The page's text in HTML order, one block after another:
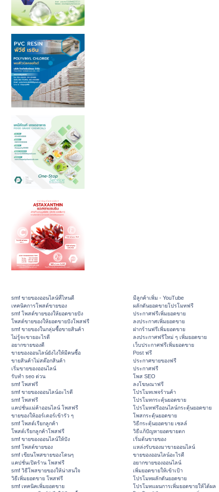
smf ขายของออนไลน์ที่ไหนดี
เทคนิคการโพสต์ขายของ
smf โพสต์ขายของให้ยอดขายปัง
โพสต์ขายของให้ยอดขายปังโพสฟรี
smf ขายของในกลุ่มซื้อขายสินค้า
ไม่รู้จะขายอะไรดี
อยากขายของดี
ขายของออนไลน์ยังไงให้มีคนซื้อ
ขายสินค้าไม่สต๊อกสินค้า
เริ่มขายของออนไลน์
รับทำ seo ด่วน
smf โพสฟรี
smf ขายของออนไลน์อะไรดี
smf โพสฟรี
แคปชั่นแม่ค้าออนไลน์ โพสฟรี
ขายของให้ออร์เดอร์เข้ารัว ๆ
smf โพสต์เรียกลูกค้า
โพสต์เรียกลูกค้าโพสฟรี
smf ขายของออนไลน์ให้ปัง
smf โพสต์ขายของ
smf เขียนโพสขายของโดนๆ
แคปชั่นเปิดร้าน โพสฟรี
smf วิธีโพสขายของให้น่าสนใจ
วิธีเพิ่มยอดขาย โพสฟรี
smf เทคนิคเพิ่มยอดขาย
มีลูกค้าเพิ่ม - YouTube
ผลักดันยอดขายโปรโมทฟรี
ประกาศฟรีเพิ่มยอดขาย
ลงประกาศเพิ่มยอดขาย
ฝากร้านฟรีเพิ่มยอดขาย
ลงประกาศฟรีใหม่ ๆ เพิ่มยอดขาย
เว็บประกาศฟรีเพิ่มยอดขาย
Post ฟรี
ประกาศขายของฟรี
ประกาศฟรี
โพส SEO
ลงโฆษณาฟรี
โปรโมทเพจร้านค้า
โปรโมทกระตุ้นยอดขาย
โปรโมทฟรีออนไลน์กระตุ้นยอดขาย
โพสกระตุ้นยอดขาย
วิธีกระตุ้นยอดขาย เซลล์
วิธีแก้ปัญหายอดขายตก
เริ่มต้นขายของ
แหล่งรับของมาขายออนไลน์
ขายของออนไลน์อะไรดี
อยากขายของออนไลน์
เพิ่มยอดขายให้เข้าเป้า
โปรโมทผลักดันยอดขาย
โปรโมทแผนการเพิ่มยอดขายให้ได้ผล